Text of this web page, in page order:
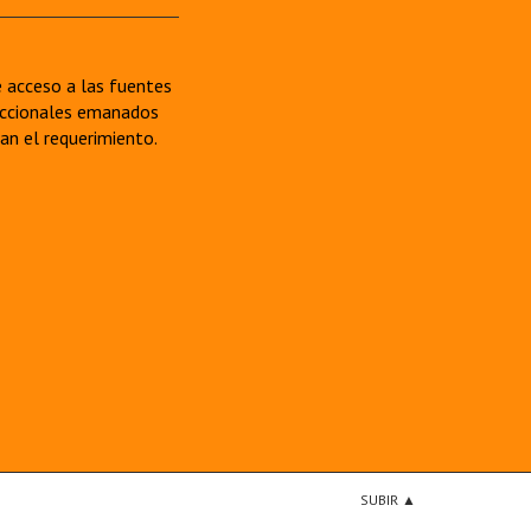
acceso a las fuentes
emanados
el requerimiento.
SUBIR ▲